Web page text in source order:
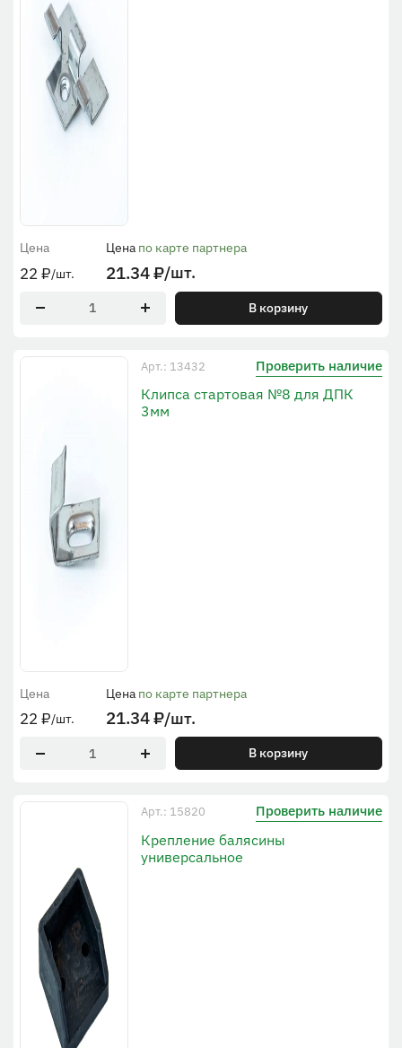
Цена
22 ₽/шт.
Цена по карте партнера
21.34₽/шт.
В корзину
Арт.: 13432 Проверить наличие
Клипса стартовая №8 для ДПК
3мм
Цена
22 ₽/шт.
Цена по карте партнера
21.34₽/шт.
В корзину
Арт.: 15820 Проверить наличие
Крепление балясины
универсальное